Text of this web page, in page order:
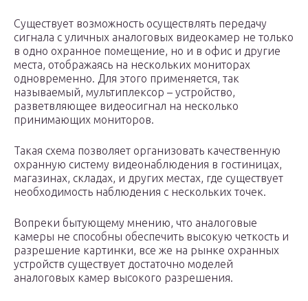
Существует возможность осуществлять передачу
сигнала с уличных аналоговых видеокамер не только
в одно охранное помещение, но и в офис и другие
места, отображаясь на нескольких мониторах
одновременно. Для этого применяется, так
называемый, мультиплексор – устройство,
разветвляющее видеосигнал на несколько
принимающих мониторов.
Такая схема позволяет организовать качественную
охранную систему видеонаблюдения в гостиницах,
магазинах, складах, и других местах, где существует
необходимость наблюдения с нескольких точек.
Вопреки бытующему мнению, что аналоговые
камеры не способны обеспечить высокую четкость и
разрешение картинки, все же на рынке охранных
устройств существует достаточно моделей
аналоговых камер высокого разрешения.